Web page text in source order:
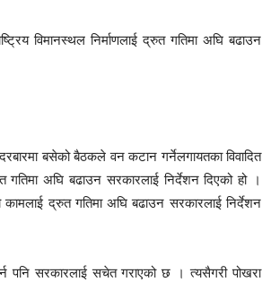
विमानस्थल निर्माणलाई द्रुत गतिमा अघि बढाउन
बसेको बैठकले वन कटान गर्नेलगायतका विवादित
गतिमा अघि बढाउन सरकारलाई निर्देशन दिएको हो ।
द्रुत गतिमा अघि बढाउन सरकारलाई निर्देशन
पनि सरकारलाई सचेत गराएको छ । त्यसैगरी पोखरा